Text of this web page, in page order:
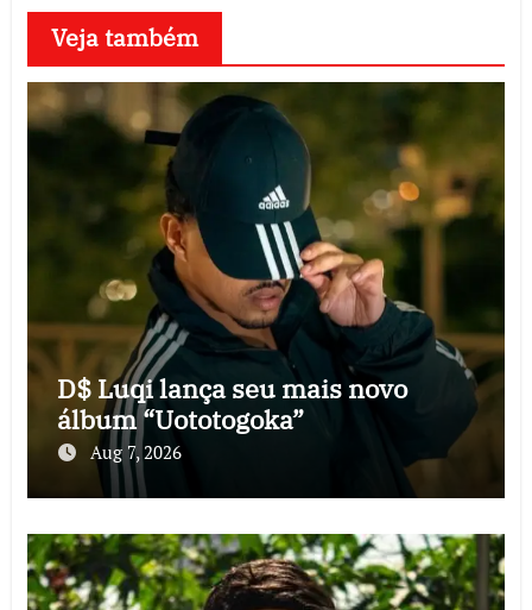
Veja também
D$ Luqi lança seu mais novo
álbum “Uototogoka”
Aug 7, 2026